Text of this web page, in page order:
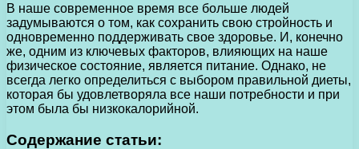
В наше современное время все больше людей
задумываются о том, как сохранить свою стройность и
одновременно поддерживать свое здоровье. И, конечно
же, одним из ключевых факторов, влияющих на наше
физическое состояние, является питание. Однако, не
всегда легко определиться с выбором правильной диеты,
которая бы удовлетворяла все наши потребности и при
этом была бы низкокалорийной.
Содержание статьи: